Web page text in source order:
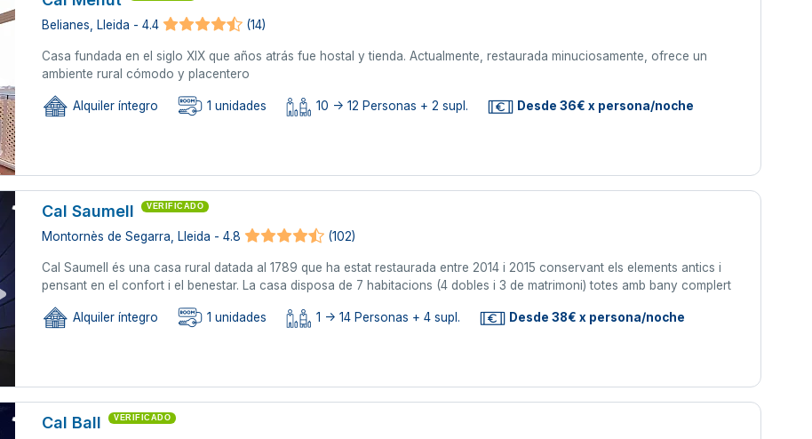
Belianes, Lleida - 4.4 (14)
Casa fundada en el siglo XIX que años atrás fue hostal y tienda. Actualmente, restaurada minuciosamente, ofrece un
ambiente rural cómodo y placentero
Alquiler íntegro 1 unidades 10 -> 12 Personas + 2 supl. Desde 36€ x persona/noche
Cal Saumell VERIFICADO
Montornès de Segarra, Lleida - 4.8 (102)
Cal Saumell és una casa rural datada al 1789 que ha estat restaurada entre 2014 i 2015 conservant els elements antics i
pensant en el confort i el benestar. La casa disposa de 7 habitacions (4 dobles i 3 de matrimoni) totes amb bany complert
Alquiler íntegro 1 unidades 1 -> 14 Personas + 4 supl. Desde 38€ x persona/noche
Cal Ball VERIFICADO